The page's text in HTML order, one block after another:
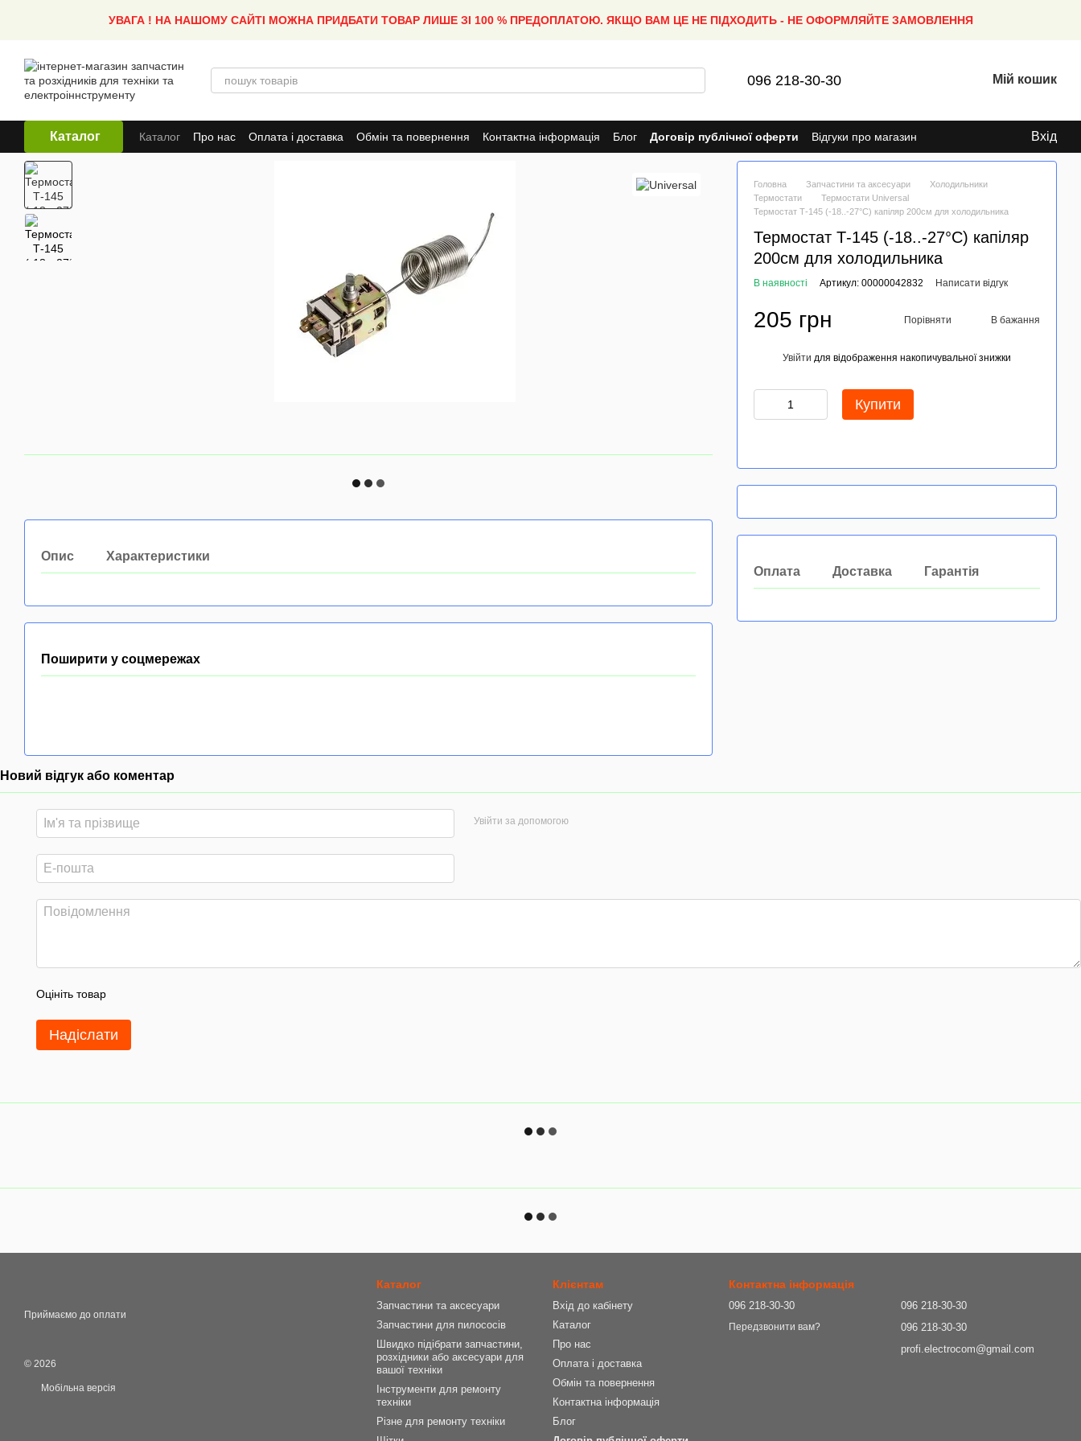
УВАГА ! НА НАШОМУ САЙТІ МОЖНА ПРИДБАТИ ТОВАР ЛИШЕ ЗІ 100 % ПРЕДОПЛАТОЮ. ЯКЩО ВАМ ЦЕ НЕ ПІДХОДИТЬ - НЕ ОФОРМЛЯЙТЕ ЗАМОВЛЕННЯ
096 218-30-30 Мій кошик
Каталог Каталог Про нас Оплата і доставка Обмін та повернення Контактна інформація Блог Договір публічної оферти Відгуки про магазин Вхід
Головна Запчастини та аксесуари
Холодильники
Термостати
Термостати Universal
Термостат Т-145 (-18..-27°C) капіляр 200см для холодильника
Термостат Т-145 (-18..-27°C) капіляр
200см для холодильника
В наявності Артикул: 00000042832 Написати відгук
205 грн Порівняти В бажання
Увійти для відображення накопичувальної знижки
Купити
Оплата Доставка Гарантія
Опис Характеристики
Поширити у соцмережах
Новий відгук або коментар
Увійти за допомогою
Оцініть товар
Надіслати
Приймаємо до оплати
© 2026
Мобільна версія
Каталог
Запчастини та аксесуари
Запчастини для пилососів
Швидко підібрати запчастини,
розхідники або аксесуари для
вашої техніки
Інструменти для ремонту
техніки
Різне для ремонту техніки
Клієнтам
Вхід до кабінету
Каталог
Про нас
Оплата і доставка
Обмін та повернення
Контактна інформація
Блог
Контактна інформація
096 218-30-30
Передзвонити вам?
096 218-30-30
096 218-30-30
profi.electrocom@gmail.com